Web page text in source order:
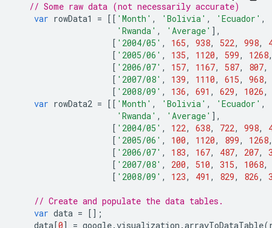
// Some raw data (not necessarily accurate)
var rowData1 = [[ 'Month' , 'Bolivia' , 'Ecuador' ,
'Rwanda' , 'Average' ],
[ '2004/05' , 165, 938, 522, 998,
[ '2005/06' , 135, 1120, 599, 1268
[ '2006/07' , 157, 1167, 587, 807,
[ '2007/08' , 139, 1110, 615, 968,
[ '2008/09' , 136, 691 , 629, 1026,
var rowData2 = [[ 'Month' , 'Bolivia' , 'Ecuador' ,
'Rwanda' , 'Average' ],
[ '2004/05' , 122, 638, 722, 998,
[ '2005/06' , 100, 1120, 899, 1268
[ '2006/07' , 183, 167, 487, 207,
[ '2007/08' , 200, 510, 315, 1068,
[ '2008/09' , 123, 491 , 829, 826,
// Create and populate the data tables.
var data = [];
data[0] = google.visualization .arrayToDataTable(